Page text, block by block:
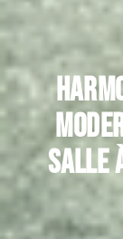
salle